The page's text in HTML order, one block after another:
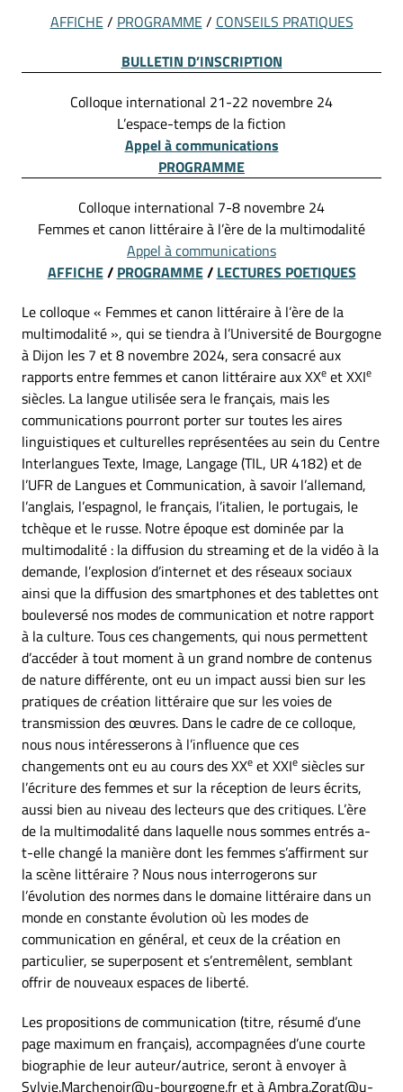
AFFICHE / PROGRAMME / CONSEILS PRATIQUES
BULLETIN D’INSCRIPTION
Colloque international 21-22 novembre 24
L’espace-temps de la fiction
Appel à communications
PROGRAMME
Colloque international 7-8 novembre 24
Femmes et canon littéraire à l’ère de la multimodalité
Appel à communications
AFFICHE/ PROGRAMME/ LECTURES POETIQUES
Le colloque « Femmes et canon littéraire à l’ère de la
multimodalité », qui se tiendra à l’Université de Bourgogne
à Dijon les 7 et 8 novembre 2024, sera consacré aux
rapports entre femmes et canon littéraire aux XXe et XXIe
siècles. La langue utilisée sera le français, mais les
communications pourront porter sur toutes les aires
linguistiques et culturelles représentées au sein du Centre
Interlangues Texte, Image, Langage (TIL, UR 4182) et de
l’UFR de Langues et Communication, à savoir l’allemand,
l’anglais, l’espagnol, le français, l’italien, le portugais, le
tchèque et le russe. Notre époque est dominée par la
multimodalité : la diffusion du streaming et de la vidéo à la
demande, l’explosion d’internet et des réseaux sociaux
ainsi que la diffusion des smartphones et des tablettes ont
bouleversé nos modes de communication et notre rapport
à la culture. Tous ces changements, qui nous permettent
d’accéder à tout moment à un grand nombre de contenus
de nature différente, ont eu un impact aussi bien sur les
pratiques de création littéraire que sur les voies de
transmission des œuvres. Dans le cadre de ce colloque,
nous nous intéresserons à l’influence que ces
changements ont eu au cours des XXe et XXIe siècles sur
l’écriture des femmes et sur la réception de leurs écrits,
aussi bien au niveau des lecteurs que des critiques. L’ère
de la multimodalité dans laquelle nous sommes entrés a-
t-elle changé la manière dont les femmes s’affirment sur
la scène littéraire ? Nous nous interrogerons sur
l’évolution des normes dans le domaine littéraire dans un
monde en constante évolution où les modes de
communication en général, et ceux de la création en
particulier, se superposent et s’entremêlent, semblant
offrir de nouveaux espaces de liberté.
Les propositions de communication (titre, résumé d’une
page maximum en français), accompagnées d’une courte
biographie de leur auteur/autrice, seront à envoyer à
Sylvie.Marchenoir@u-bourgogne.fr et à Ambra.Zorat@u-